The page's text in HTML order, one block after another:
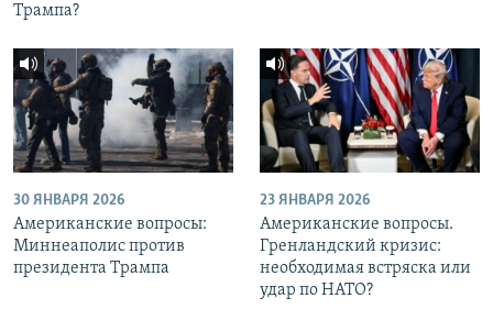
Трампа?
30 ЯНВАРЯ 2026
Американские вопросы:
Миннеаполис против
президента Трампа
23 ЯНВАРЯ 2026
Американские вопросы.
Гренландский кризис:
необходимая встряска или
удар по НАТО?